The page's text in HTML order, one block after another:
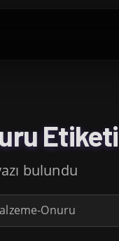
Etiketi
bulundu
Onuru